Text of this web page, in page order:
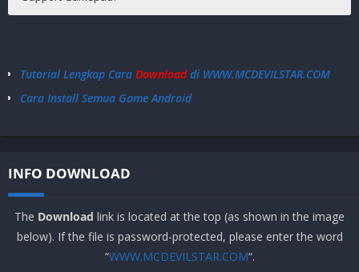
Tutorial Lengkap Cara Downloaddi WWW.MCDEVILSTAR.COM
Cara Install Semua Game Android
INFO DOWNLOAD
The Download link is located at the top (as shown in the image
below). If the file is password-protected, please enter the word
“WWW.MCDEVILSTAR.COM“.